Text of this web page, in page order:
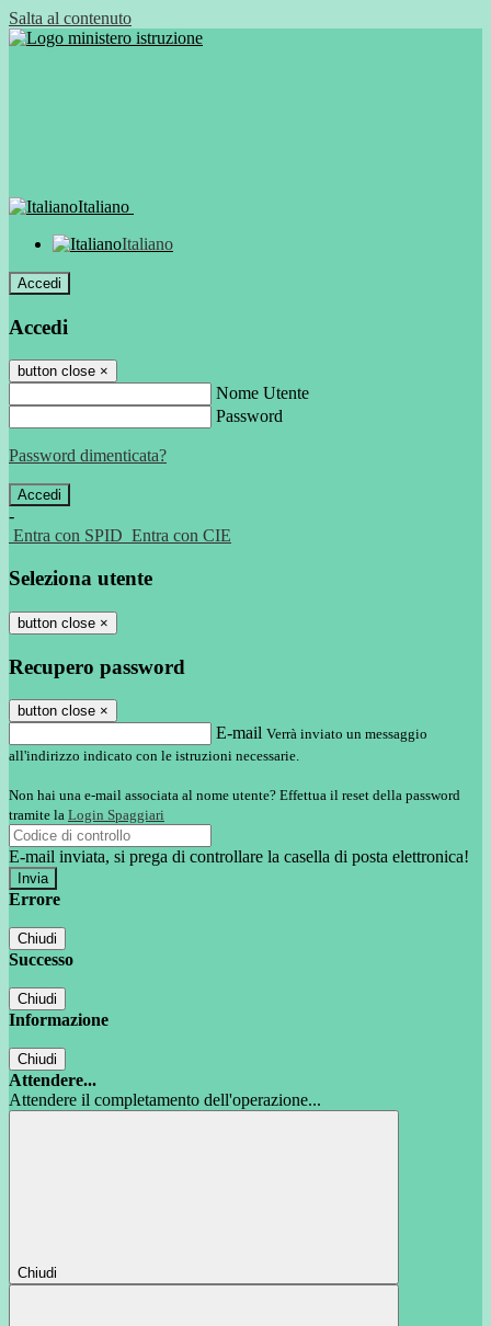
Salta al contenuto
Italiano
Italiano
Accedi
Accedi
button close ×
Nome Utente
Password
Password dimenticata?
-
Entra con SPID Entra con CIE
Seleziona utente
button close ×
Recupero password
button close ×
E-mail Verrà inviato un messaggio
all'indirizzo indicato con le istruzioni necessarie.
Non hai una e-mail associata al nome utente? Effettua il reset della password
tramite la Login Spaggiari
E-mail inviata, si prega di controllare la casella di posta elettronica!
Errore
Chiudi
Successo
Chiudi
Informazione
Chiudi
Attendere...
Attendere il completamento dell'operazione...
Chiudi